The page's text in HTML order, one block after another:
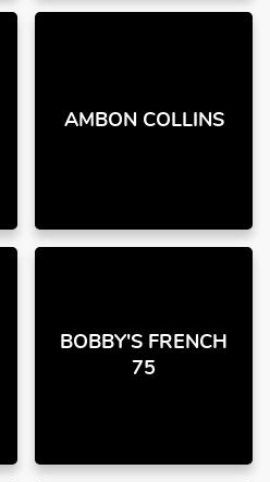
AMBON COLLINS
BOBBY'S FRENCH
75